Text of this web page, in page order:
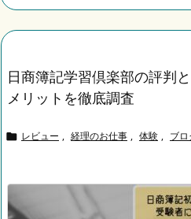
日商簿記学習倶楽部の評判
メリットを徹底調査
 レビュー , 経理のお仕事 , 体験 , ブ